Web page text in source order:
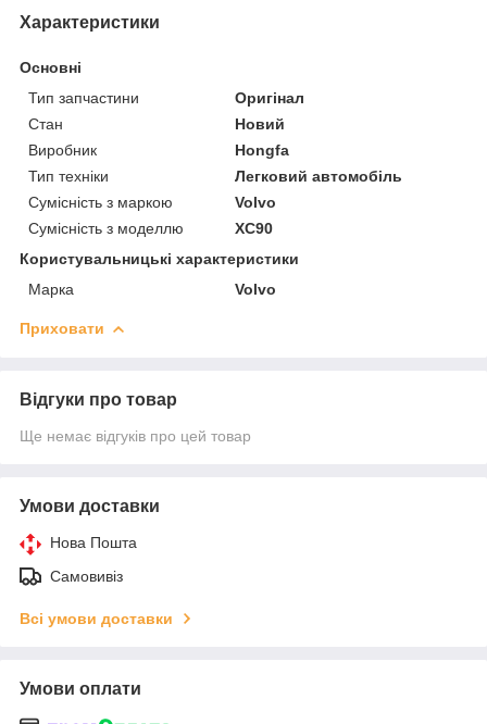
Характеристики
Основні
Тип запчастини
Оригінал
Стан
Новий
Виробник
Hongfa
Тип техніки
Легковий автомобіль
Сумісність з маркою
Volvo
Сумісність з моделлю
XC90
Користувальницькі характеристики
Марка
Volvo
Приховати
Відгуки про товар
Ще немає відгуків про цей товар
Умови доставки
Нова Пошта
Самовивіз
Всі умови доставки
Умови оплати